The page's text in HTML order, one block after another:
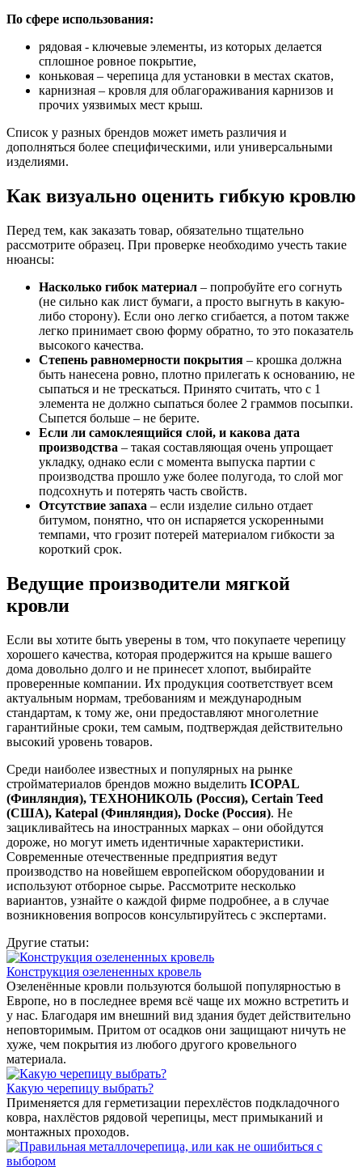
По сфере использования:
рядовая - ключевые элементы, из которых делается
сплошное ровное покрытие,
коньковая – черепица для установки в местах скатов,
карнизная – кровля для облагораживания карнизов и
прочих уязвимых мест крыш.
Список у разных брендов может иметь различия и
дополняться более специфическими, или универсальными
изделиями.
Как визуально оценить гибкую кровлю
Перед тем, как заказать товар, обязательно тщательно
рассмотрите образец. При проверке необходимо учесть такие
нюансы:
Насколько гибок материал – попробуйте его согнуть
(не сильно как лист бумаги, а просто выгнуть в какую-
либо сторону). Если оно легко сгибается, а потом также
легко принимает свою форму обратно, то это показатель
высокого качества.
Степень равномерности покрытия – крошка должна
быть нанесена ровно, плотно прилегать к основанию, не
сыпаться и не трескаться. Принято считать, что с 1
элемента не должно сыпаться более 2 граммов посыпки.
Сыпется больше – не берите.
Если ли самоклеящийся слой, и какова дата
производства – такая составляющая очень упрощает
укладку, однако если с момента выпуска партии с
производства прошло уже более полугода, то слой мог
подсохнуть и потерять часть свойств.
Отсутствие запаха – если изделие сильно отдает
битумом, понятно, что он испаряется ускоренными
темпами, что грозит потерей материалом гибкости за
короткий срок.
Ведущие производители мягкой
кровли
Если вы хотите быть уверены в том, что покупаете черепицу
хорошего качества, которая продержится на крыше вашего
дома довольно долго и не принесет хлопот, выбирайте
проверенные компании. Их продукция соответствует всем
актуальным нормам, требованиям и международным
стандартам, к тому же, они предоставляют многолетние
гарантийные сроки, тем самым, подтверждая действительно
высокий уровень товаров.
Среди наиболее известных и популярных на рынке
стройматериалов брендов можно выделить ICOPAL
(Финляндия), ТЕХНОНИКОЛЬ (Россия), Certain Teed
(США), Katepal (Финляндия), Docke (Россия). Не
зацикливайтесь на иностранных марках – они обойдутся
дороже, но могут иметь идентичные характеристики.
Современные отечественные предприятия ведут
производство на новейшем европейском оборудовании и
используют отборное сырье. Рассмотрите несколько
вариантов, узнайте о каждой фирме подробнее, а в случае
возникновения вопросов консультируйтесь с экспертами.
Другие статьи:
Конструкция озелененных кровель
Озеленённые кровли пользуются большой популярностью в
Европе, но в последнее время всё чаще их можно встретить и
у нас. Благодаря им внешний вид здания будет действительно
неповторимым. Притом от осадков они защищают ничуть не
хуже, чем покрытия из любого другого кровельного
материала.
Какую черепицу выбрать?
Применяется для герметизации перехлёстов подкладочного
ковра, нахлёстов рядовой черепицы, мест примыканий и
монтажных проходов.